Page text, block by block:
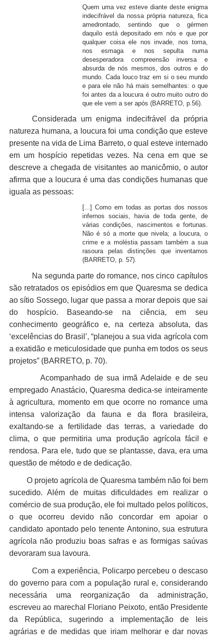
Quem uma vez esteve diante deste enigma
indecifrável da nossa própria natureza, fica
amedrontado, sentindo que o gérmen
daquilo está depositado em nós e que por
qualquer coisa ele nos invade, nos toma,
nos esmaga e nos sepulta numa
desesperadora compreensão inversa e
absurda de nós mesmos, dos outros e do
mundo. Cada louco traz em si o seu mundo
e para ele não há mais semelhantes: o que
foi antes da a loucura é outro muito outro do
que ele vem a ser após (BARRETO, p.56).
Considerada um enigma indecifrável da própria
natureza humana, a loucura foi uma condição que esteve
presente na vida de Lima Barreto, o qual esteve internado
em um hospício repetidas vezes. Na cena em que se
descreve a chegada de visitantes ao manicômio, o autor
afirma que a loucura é uma das condições humanas que
iguala as pessoas:
[...] Como em todas as portas dos nossos
infernos sociais, havia de toda gente, de
várias condições, nascimentos e fortunas.
Não é só a morte que nivela; a loucura, o
crime e a moléstia passam também a sua
rasoura pelas distinções que inventamos
(BARRETO, p. 57).
Na segunda parte do romance, nos cinco capítulos
são retratados os episódios em que Quaresma se dedica
ao sítio Sossego, lugar que passa a morar depois que sai
do hospício. Baseando-se na ciência, em seu
conhecimento geográfico e, na certeza absoluta, das
‘excelências do Brasil’, “planejou a sua vida agrícola com
a exatidão e meticulosidade que punha em todos os seus
projetos” (BARRETO, p. 70).
Acompanhado de sua irmã Adelaide e de seu
empregado Anastácio, Quaresma dedica-se inteiramente
à agricultura, momento em que ocorre no romance uma
intensa valorização da fauna e da flora brasileira,
exaltando-se a fertilidade das terras, a variedade do
clima, o que permitiria uma produção agrícola fácil e
rendosa. Para ele, tudo que se plantasse, dava, era uma
questão de método e de dedicação.
O projeto agrícola de Quaresma também não foi bem
sucedido. Além de muitas dificuldades em realizar o
comércio de sua produção, ele foi multado pelos políticos,
o que ocorreu devido não concordar em apoiar o
candidato apontado pelo tenente Antonino, sua estrutura
agrícola não produziu boas safras e as formigas saúvas
devoraram sua lavoura.
Com a experiência, Policarpo percebeu o descaso
do governo para com a população rural e, considerando
necessária uma reorganização da administração,
escreveu ao marechal Floriano Peixoto, então Presidente
da República, sugerindo a implementação de leis
agrárias e de medidas que iriam melhorar e dar novas